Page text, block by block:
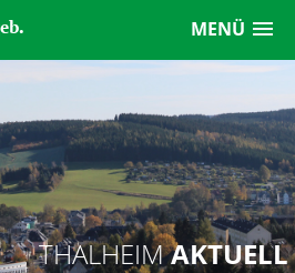
MENÜ
THALHEIMAKTUELL